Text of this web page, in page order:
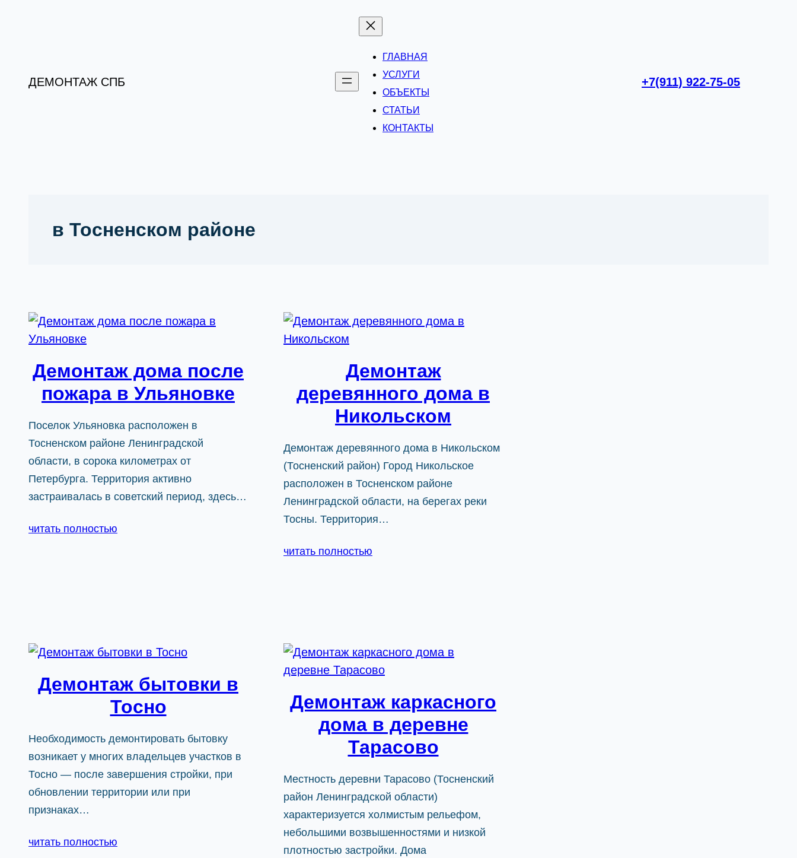
ДЕМОНТАЖ СПБ
ГЛАВНАЯ
УСЛУГИ
ОБЪЕКТЫ
СТАТЬИ
КОНТАКТЫ
+7(911) 922-75-05
в Тосненском районе
Демонтаж дома после
пожара в Ульяновке
Поселок Ульяновка расположен в
Тосненском районе Ленинградской
области, в сорока километрах от
Петербурга. Территория активно
застраивалась в советский период, здесь…
читать полностью
Демонтаж
деревянного дома в
Никольском
Демонтаж деревянного дома в Никольском
(Тосненский район) Город Никольское
расположен в Тосненском районе
Ленинградской области, на берегах реки
Тосны. Территория…
читать полностью
Демонтаж бытовки в
Тосно
Необходимость демонтировать бытовку
возникает у многих владельцев участков в
Тосно — после завершения стройки, при
обновлении территории или при
признаках…
читать полностью
Демонтаж каркасного
дома в деревне
Тарасово
Местность деревни Тарасово (Тосненский
район Ленинградской области)
характеризуется холмистым рельефом,
небольшими возвышенностями и низкой
плотностью застройки. Дома